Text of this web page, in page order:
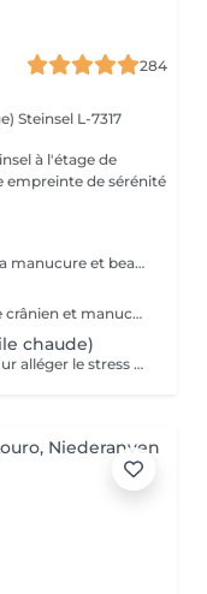
284
Steinsel L-7317
à l'étage de
empreinte de sérénité
Massage corps 1h aux huiles chaudes, Spa manucure et beauté des pieds + bain de paraffine
Soin visage « bulle de détente », massage crânien et manucure
chaude)
Une expérience aromatique luxueuse pour alléger le stress et la tension. Ce massage relaxera votre corps et votre esprit en profondeur. Il vous procurera un sentiment agréable de bien-être, de décontraction des muscles, une meilleure circulation sanguine, de l'hydratation et de la tonicité.